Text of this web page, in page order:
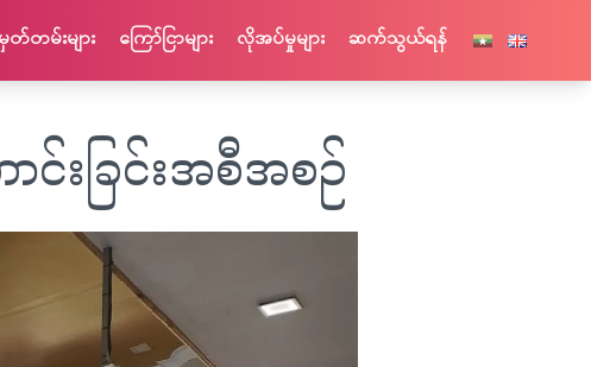
တမ်းများ ကြော်ငြာများ လိုအပ်မှုများ ဆက်သွယ်ရန်
းခြင်းအစီအစဉ်